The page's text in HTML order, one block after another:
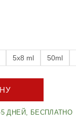
5x8 ml 50ml
ДНЕЙ, БЕСПЛАТНО